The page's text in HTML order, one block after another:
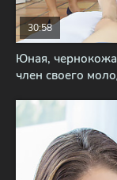
Юная,
член своего
30:58